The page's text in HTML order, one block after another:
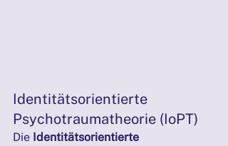
Identitätsorientierte
Psychotraumatheorie (IoPT)
Die Identitätsorientierte